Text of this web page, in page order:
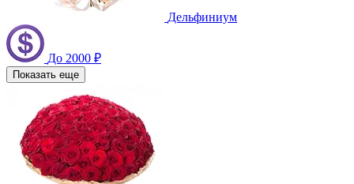
Дельфиниум
До 2000 ₽
Показать еще